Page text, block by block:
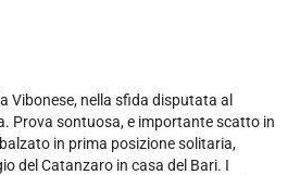
la Vibonese, nella sfida disputata al
Prova sontuosa, e importante scatto in
in prima posizione solitaria,
del Catanzaro in casa del Bari. I